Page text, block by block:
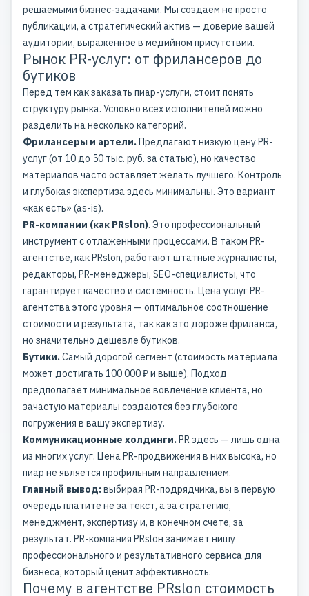
решаемыми бизнес-задачами. Мы создаём не просто
публикации, а стратегический актив — доверие вашей
аудитории, выраженное в медийном присутствии.
Рынок PR-услуг: от фрилансеров до
бутиков
Перед тем как заказать пиар-услуги, стоит понять
структуру рынка. Условно всех исполнителей можно
разделить на несколько категорий.
Фрилансеры и артели.Предлагают низкую цену PR-
услуг (от 10 до 50 тыс. руб. за статью), но качество
материалов часто оставляет желать лучшего. Контроль
и глубокая экспертиза здесь минимальны. Это вариант
«как есть» (as-is).
PR-компании (как PRslon). Это профессиональный
инструмент с отлаженными процессами. В таком PR-
агентстве, как PRslon, работают штатные журналисты,
редакторы, PR-менеджеры, SEO-специалисты, что
гарантирует качество и системность. Цена услуг PR-
агентства этого уровня — оптимальное соотношение
стоимости и результата, так как это дороже фриланса,
но значительно дешевле бутиков.
Бутики.Самый дорогой сегмент (стоимость материала
может достигать 100 000 ₽ и выше). Подход
предполагает минимальное вовлечение клиента, но
зачастую материалы создаются без глубокого
погружения в вашу экспертизу.
Коммуникационные холдинги.PR здесь — лишь одна
из многих услуг. Цена PR-продвижения в них высока, но
пиар не является профильным направлением.
Главный вывод:выбирая PR-подрядчика, вы в первую
очередь платите не за текст, а за стратегию,
менеджмент, экспертизу и, в конечном счете, за
результат. PR-компания PRslон занимает нишу
профессионального и результативного сервиса для
бизнеса, который ценит эффективность.
Почему в агентстве PRslon стоимость